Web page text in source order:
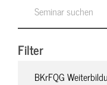
Filter
BKrFQG